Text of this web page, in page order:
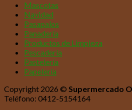
Mascotas
Navidad
Pasapalos
Panadería
Productos de Limpieza
Pescadería
Pastelería
Papelería
Copyright 2026 © Supermercado
Teléfono: 0412-5154164